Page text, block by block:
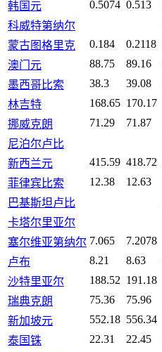
韩国元 0.5074 0.513
科威特第纳尔
蒙古图格里克
0.184 0.2118
澳门元
88.75 89.16
墨西哥比索
38.3 39.08
林吉特
168.65 170.17
挪威克朗
71.29 71.87
尼泊尔卢比
新西兰元
415.59 418.72
菲律宾比索
12.38 12.63
巴基斯坦卢比
卡塔尔里亚尔
塞尔维亚第纳尔 7.065 7.2078
卢布
8.21 8.63
沙特里亚尔
188.52 191.18
瑞典克朗
75.36 75.96
新加坡元
552.18 556.34
泰国铢
22.31 22.45